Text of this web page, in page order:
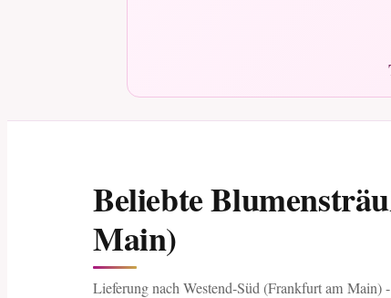
Beliebte
Main)
Lieferung nach Westend-Süd (Frankfurt am Main)